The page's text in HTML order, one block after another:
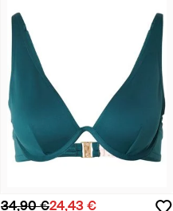
34,90 €24,43 €